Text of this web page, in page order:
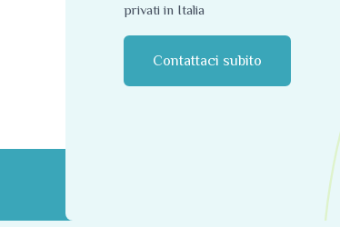
privati ​​in Italia
Contattaci subito